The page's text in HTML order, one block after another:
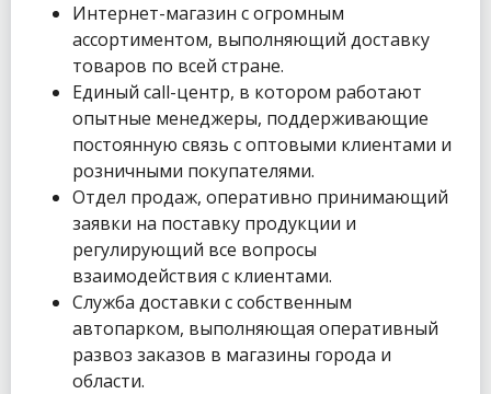
Интернет-магазин с огромным
ассортиментом, выполняющий доставку
товаров по всей стране.
Единый call-центр, в котором работают
опытные менеджеры, поддерживающие
постоянную связь с оптовыми клиентами и
розничными покупателями.
Отдел продаж, оперативно принимающий
заявки на поставку продукции и
регулирующий все вопросы
взаимодействия с клиентами.
Служба доставки с собственным
автопарком, выполняющая оперативный
развоз заказов в магазины города и
области.